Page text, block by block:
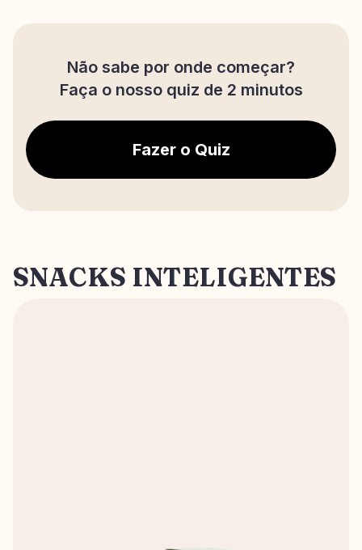
Não sabe por onde começar?
Faça o nosso quiz de 2 minutos
Fazer o Quiz
SNACKS INTELIGENTES